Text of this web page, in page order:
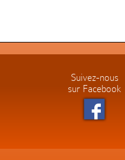
Suivez-nous
sur Facebook